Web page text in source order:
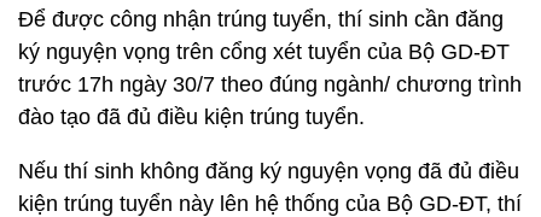
Để được công nhận trúng tuyển, thí sinh cần đăng
ký nguyện vọng trên cổng xét tuyển của Bộ GD-ĐT
trước 17h ngày 30/7 theo đúng ngành/ chương trình
đào tạo đã đủ điều kiện trúng tuyển.
Nếu thí sinh không đăng ký nguyện vọng đã đủ điều
kiện trúng tuyển này lên hệ thống của Bộ GD-ĐT, thí